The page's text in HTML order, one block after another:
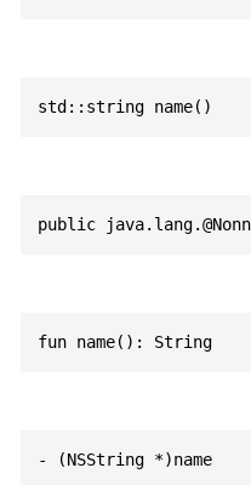
std::string name()
public
fun name(): String
- (NSString *)name